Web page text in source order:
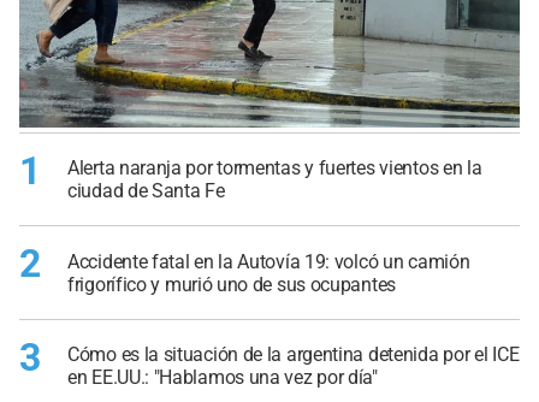
1
Alerta naranja por tormentas y fuertes vientos en la
ciudad de Santa Fe
2
Accidente fatal en la Autovía 19: volcó un camión
frigorífico y murió uno de sus ocupantes
3
Cómo es la situación de la argentina detenida por el ICE
en EE.UU.: "Hablamos una vez por día"